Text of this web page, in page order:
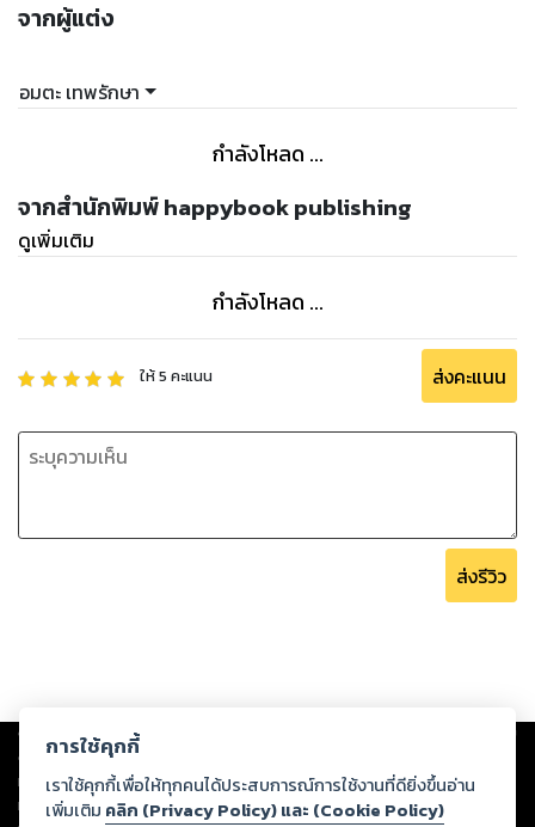
จากผู้แต่ง
อมตะ เทพรักษา
กำลังโหลด ...
จากสำนักพิมพ์ happybook publishing
ดูเพิ่มเติม
กำลังโหลด ...
ให้5 คะแนน ส่งคะแนน
ส่งรีวิว
Copyright © 2026
ต่อผลงานหรือเนื้อหาใดที่อัปโหลดผ่านเว็บไซต์และปรากฏว่าละเมิดสิทธิใน
ทรัพย์สินทางปัญญาของบุคคลอื่นหรือขัดต่อกฎหมายและศีลธรรม ดังนั้น ผู้อ่าน
ทุกท่านโปรดใช้วิจารณญาณในการกลั่นกรองด้วยตนเอง และหากท่านพบว่าส่วน
การใช้คุกกี้
เราใช้คุกกี้เพื่อให้ทุกคนได้ประสบการณ์การใช้งานที่ดียิ่งขึ้นอ่าน
เพิ่มเติม คลิก (Privacy Policy) และ (Cookie Policy)